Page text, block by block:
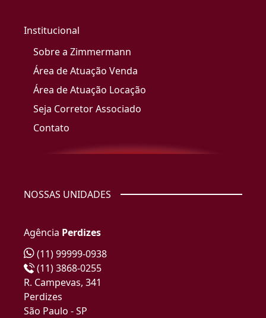
Institucional
Sobre a Zimmermann
Área de Atuação Venda
Área de Atuação Locação
Seja Corretor Associado
Contato
NOSSAS UNIDADES
Agência Perdizes
(11) 99999-0938
(11) 3868-0255
R. Campevas, 341
Perdizes
São Paulo - SP